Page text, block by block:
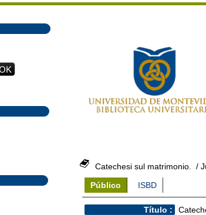
Catechesi sul matrimonio.
/
Público
ISBD
Título :